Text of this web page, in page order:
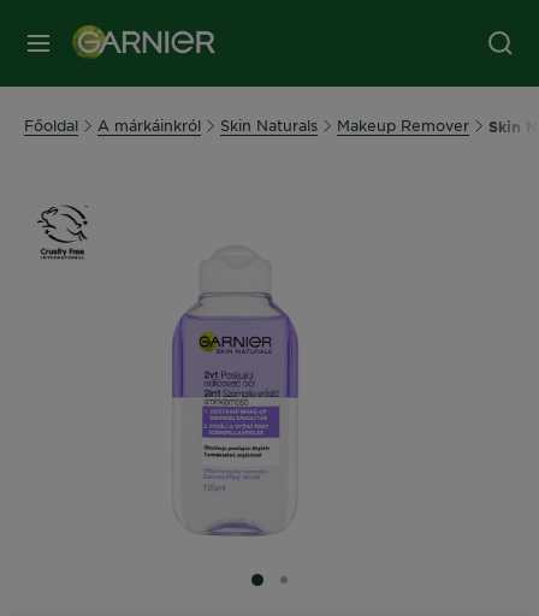
MENÜ
Főoldal A márkáinkról Skin Naturals Makeup Remover Skin
SLIDE 1
SLIDE 2